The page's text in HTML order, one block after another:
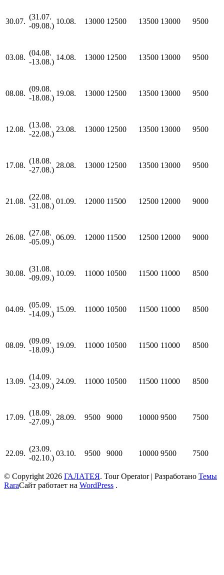
30.07.
(31.07.
-09.08.)
10.08. 13000 12500 13500 13000 9500
03.08.
(04.08.
-13.08.)
14.08. 13000 12500 13500 13000 9500
08.08.
(09.08.
-18.08.)
19.08. 13000 12500 13500 13000 9500
12.08.
(13.08.
-22.08.)
23.08. 13000 12500 13500 13000 9500
17.08.
(18.08.
-27.08.)
28.08. 13000 12500 13500 13000 9500
21.08.
(22.08.
-31.08.)
01.09. 12000 11500 12500 12000 9000
26.08.
(27.08.
-05.09.)
06.09. 12000 11500 12500 12000 9000
30.08.
(31.08.
-09.09.)
10.09. 11000 10500 11500 11000 8500
04.09.
(05.09.
-14.09.)
15.09. 11000 10500 11500 11000 8500
08.09.
(09.09.
-18.09.)
19.09. 11000 10500 11500 11000 8500
13.09.
(14.09.
-23.09.)
24.09. 11000 10500 11500 11000 8500
17.09.
(18.09.
-27.09.)
28.09. 9500 9000 10000 9500 7500
22.09.
(23.09.
-02.10.)
03.10. 9500 9000 10000 9500 7500
© Copyright 2026 ГАЛАТЕЯ. Tour Operator | Разработано Темы
RaraСайт работает на WordPress .